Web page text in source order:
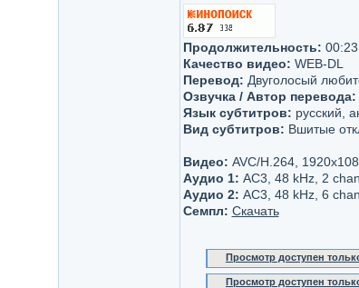
Продолжительность:
Качество видео: WEB-DL
Перевод: Двуголосый
Озвучка / Автор перевода:
Язык субтитров: русский,
Вид субтитров: Вшитые
Видео: AVC/H.264,
Аудио 1: AC3, 48 kHz, 2
Аудио 2: AC3, 48 kHz, 6
Семпл: Скачать
Просмотр доступен
Просмотр доступен